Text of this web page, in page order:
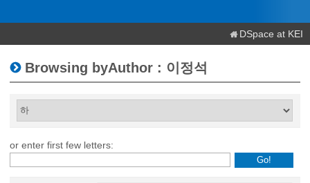
DSpace at KEI
Browsing byAuthor : 이정석
or enter first few letters: